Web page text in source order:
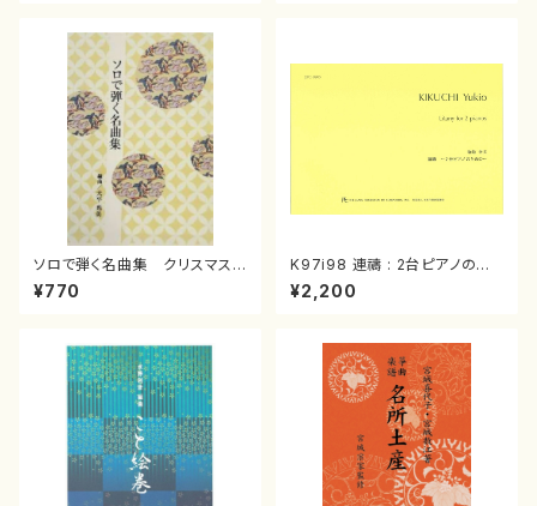
ソロで弾く名曲集 クリスマス・
イブ／恋人がサンタクロース(
箏独奏 /大平光美 編曲/楽
¥770
K97i98 連禱 : 2台ピアノのた
めの（2 Pianos / 菊池 幸夫 /
楽譜）
¥2,200